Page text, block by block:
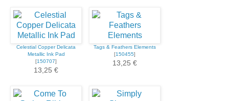
Celestial Copper Delicata
Metallic Ink Pad
[150707]
13,25 €
Tags & Feathers Elements
[150455]
13,25 €